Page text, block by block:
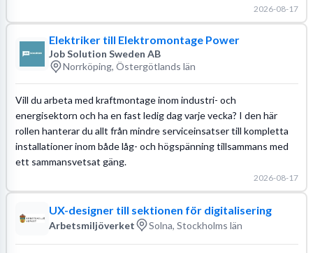
2026-08-17
Elektriker till Elektromontage Power
Job Solution Sweden AB
Norrköping, Östergötlands län
Vill du arbeta med kraftmontage inom industri- och
energisektorn och ha en fast ledig dag varje vecka? I den här
rollen hanterar du allt från mindre serviceinsatser till kompletta
installationer inom både låg- och högspänning tillsammans med
ett sammansvetsat gäng.
2026-08-17
UX-designer till sektionen för digitalisering
Arbetsmiljöverket Solna, Stockholms län